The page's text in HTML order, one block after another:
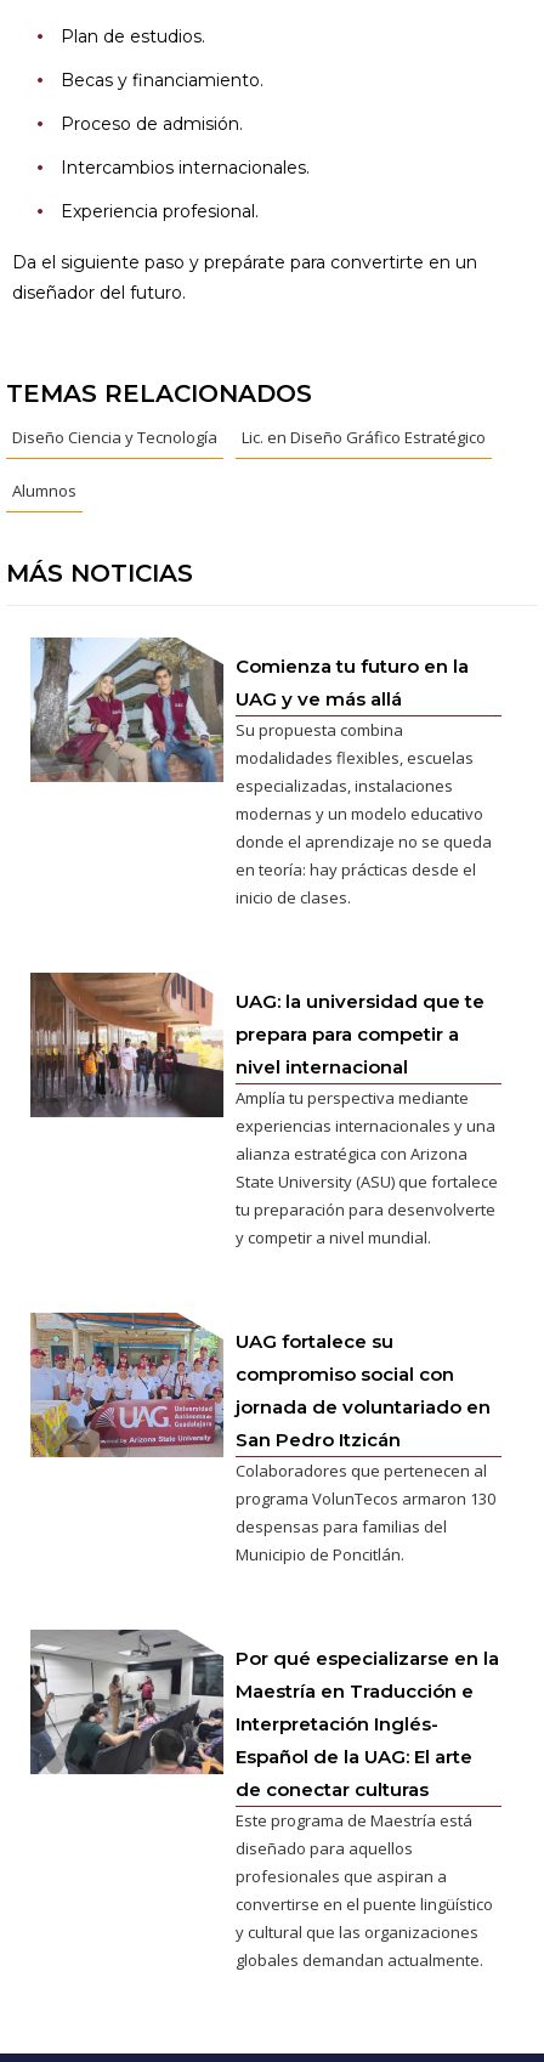
Plan de estudios.
Becas y financiamiento.
Proceso de admisión.
Intercambios internacionales.
Experiencia profesional.
Da el siguiente paso y prepárate para convertirte en un
diseñador del futuro.
TEMAS RELACIONADOS
Diseño Ciencia y Tecnología Lic. en Diseño Gráfico Estratégico
Alumnos
MÁS NOTICIAS
Comienza tu futuro en la
UAG y ve más allá
Su propuesta combina
modalidades flexibles, escuelas
especializadas, instalaciones
modernas y un modelo educativo
donde el aprendizaje no se queda
en teoría: hay prácticas desde el
inicio de clases.
UAG: la universidad que te
prepara para competir a
nivel internacional
Amplía tu perspectiva mediante
experiencias internacionales y una
alianza estratégica con Arizona
State University (ASU) que fortalece
tu preparación para desenvolverte
y competir a nivel mundial.
UAG fortalece su
compromiso social con
jornada de voluntariado en
San Pedro Itzicán
Colaboradores que pertenecen al
programa VolunTecos armaron 130
despensas para familias del
Municipio de Poncitlán.
Por qué especializarse en la
Maestría en Traducción e
Interpretación Inglés-
Español de la UAG: El arte
de conectar culturas
Este programa de Maestría está
diseñado para aquellos
profesionales que aspiran a
convertirse en el puente lingüístico
y cultural que las organizaciones
globales demandan actualmente.